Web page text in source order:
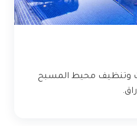
وتنظيف محيط المسبح